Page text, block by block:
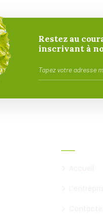
Restez au
inscrivant à